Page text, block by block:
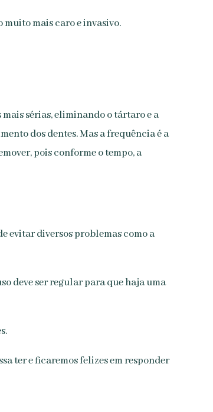
muito mais caro e invasivo.
sérias, eliminando o tártaro e a
dos dentes. Mas a frequência é a
pois conforme o tempo, a
evitar diversos problemas como a
deve ser regular para que haja uma
ter e ficaremos felizes em responder